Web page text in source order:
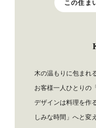
この住ま
木の温もりに包まれ
お客様一人ひとりの
デザインは料理を作
しみな時間」へと変